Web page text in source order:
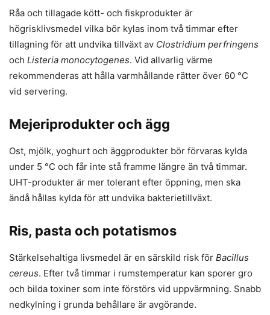
Råa och tillagade kött- och fiskprodukter är
högrisklivsmedel vilka bör kylas inom två timmar efter
tillagning för att undvika tillväxt av Clostridium perfringens
och Listeria monocytogenes. Vid allvarlig värme
rekommenderas att hålla varmhållande rätter över 60 °C
vid servering.
Mejeriprodukter och ägg
Ost, mjölk, yoghurt och äggprodukter bör förvaras kylda
under 5 °C och får inte stå framme längre än två timmar.
UHT-produkter är mer tolerant efter öppning, men ska
ändå hållas kylda för att undvika bakterietillväxt.
Ris, pasta och potatismos
Stärkelsehaltiga livsmedel är en särskild risk för Bacillus
cereus. Efter två timmar i rumstemperatur kan sporer gro
och bilda toxiner som inte förstörs vid uppvärmning. Snabb
nedkylning i grunda behållare är avgörande.